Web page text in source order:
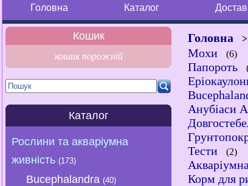
Головна Каталог
Кошик
кошик порожній
Каталог
Рослини та акваріумна
живність(173)
Bucephalandra(40)
Головна >
Мохи (6)
Папороть
Анубіаси
Тести (2)
Корм для